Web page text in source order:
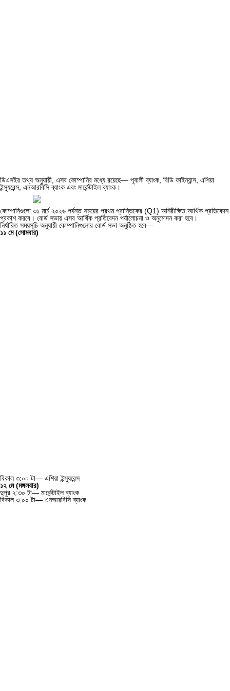
ডিএসইর তথ্য অনুযায়ী, এসব কোম্পানির মধ্যে রয়েছে— পূবালী ব্যাংক, বিডি ফাইন্যান্স, এশিয়া
ইন্স্যুরেন্স, এনআরবিসি ব্যাংক এবং মার্কেন্টাইল ব্যাংক।
কোম্পানিগুলো ৩১ মার্চ ২০২৬ পর্যন্ত সময়ের প্রথম প্রান্তিকের (Q1) অনিরীক্ষিত আর্থিক প্রতিবেদন
প্রকাশ করবে। বোর্ড সভায় এসব আর্থিক প্রতিবেদন পর্যালোচনা ও অনুমোদন করা হবে।
নির্ধারিত সময়সূচি অনুযায়ী কোম্পানিগুলোর বোর্ড সভা অনুষ্ঠিত হবে—
১১ মে (সোমবার)
বিকাল ৩:০০ টা— এশিয়া ইন্স্যুরেন্স
১২ মে (মঙ্গলবার)
দুপুর ২:৩০ টা— মার্কেন্টাইল ব্যাংক
বিকাল ৩:০০ টা— এনআরবিসি ব্যাংক